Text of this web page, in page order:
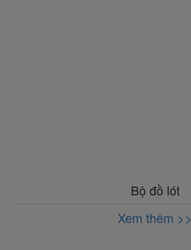
Bộ đồ lót
Xem thêm >>